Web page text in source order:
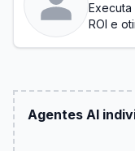
Executa
ROI e
Agentes AI